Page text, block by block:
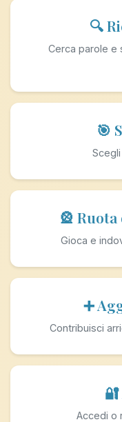
🔍
Cerca parole e
🎯
🎡
Gioca e
➕
Contribuisci
Accedi o